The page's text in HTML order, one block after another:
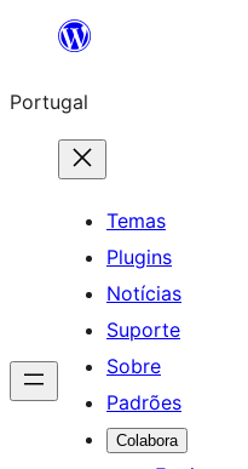
Saltar
o
conteúdo
Portugal
Temas
Plugins
Notícias
Suporte
Sobre
Padrões
Colabora